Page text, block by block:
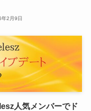
2月9日
人気メンバーでド